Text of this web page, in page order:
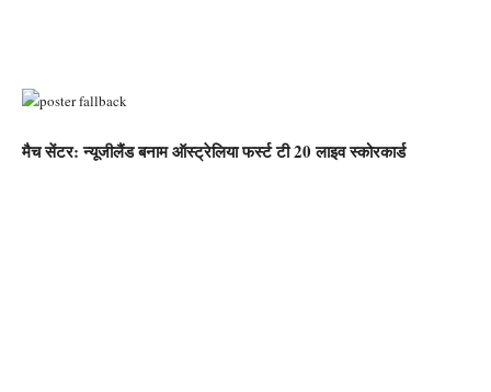
मैच सेंटर: न्यूजीलैंड बनाम ऑस्ट्रेलिया फर्स्ट टी 20 लाइव स्कोरकार्ड